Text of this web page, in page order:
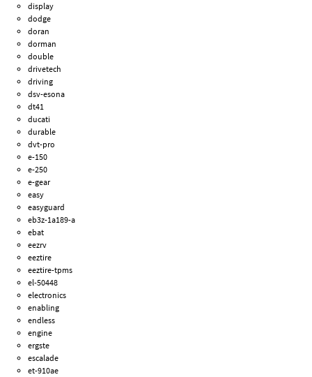
display
dodge
doran
dorman
double
drivetech
driving
dsv-esona
dt41
ducati
durable
dvt-pro
e-150
e-250
e-gear
easy
easyguard
eb3z-1a189-a
ebat
eezrv
eeztire
eeztire-tpms
el-50448
electronics
enabling
endless
engine
ergste
escalade
et-910ae